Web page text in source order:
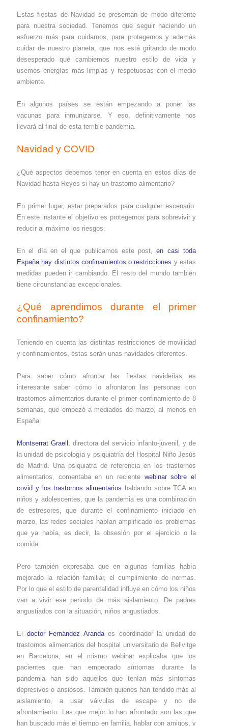
Estas fiestas de Navidad se presentan de modo diferente
para nuestra sociedad. Tenemos que seguir haciendo un
esfuerzo más para cuidarnos, para protegernos y además
cuidar de nuestro planeta, que nos está gritando de modo
desesperado qué cambiemos nuestro estilo de vida y
usemos energías más limpias y respetuosas con el medio
ambiente.
En algunos países se están empezando a poner las
vacunas para inmunizarse. Y eso, definitivamente nos
llevará al final de esta terrible pandemia.
Navidad y COVID
¿Qué aspectos debemos tener en cuenta en estos días de
Navidad hasta Reyes si hay un trastorno alimentario?
En primer lugar, estar preparados para cualquier escenario.
En este instante el objetivo es protegernos para sobrevivir y
reducir al máximo los riesgos.
En el día en el que publicamos este post,en casi toda
España hay distintos confinamientos o restricciones y estas
medidas pueden ir cambiando. El resto del mundo también
tiene circunstancias excepcionales.
¿Qué aprendimos durante el primer
confinamiento?
Teniendo en cuenta las distintas restricciones de movilidad
y confinamientos, éstas serán unas navidades diferentes.
Para saber cómo afrontar las fiestas navideñas es
interesante saber cómo lo afrontaron las personas con
trastornos alimentarios durante el primer confinamiento de 8
semanas, que empezó a mediados de marzo, al menos en
España.
Montserrat Graell
, directora del servicio infanto-juvenil, y de
la unidad de psicología y psiquiatría del Hospital Niño Jesús
de Madrid. Una psiquiatra de referencia en los trastornos
alimentarios, comentaba en un reciente webinar sobre el
covid y los trastornos alimentarios hablando sobre TCA en
niños y adolescentes, que la pandemia es una combinación
de estresores, que durante el confinamiento iniciado en
marzo, las redes sociales habían amplificado los problemas
que ya había, es decir, la obsesión por el ejercicio o la
comida.
Pero también expresaba que en algunas familias había
mejorado la relación familiar, el cumplimiento de normas.
Por lo que el estilo de parentalidad influye en cómo los niños
van a vivir ese periodo de más aislamiento. De padres
angustiados con la situación, niños angustiados.
El doctor Fernández Arandaes coordinador la unidad de
trastornos alimentarios del hospital universitario de Bellvitge
en Barcelona, en el mismo webinar explicaba que los
pacientes que han empeorado síntomas durante la
pandemia han sido aquellos que tenían más síntomas
depresivos o ansiosos. También quienes han tendido más al
aislamiento, a usar válvulas de escape y no de
afrontamiento. Las que mejor lo han afrontado son las que
han buscado más el tiempo en familia, hablar con amigos, y